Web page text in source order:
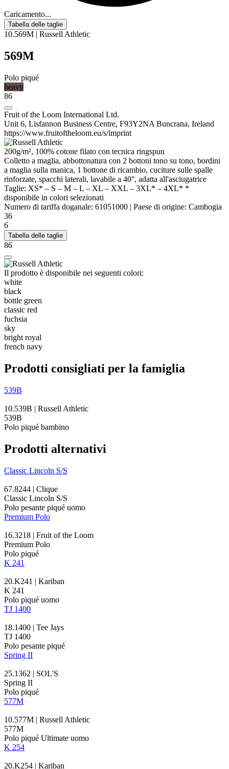
Caricamento...
Tabella delle taglie
10.569M | Russell Athletic
569M
Polo piqué
heavy
86
Fruit of the Loom International Ltd.
Unit 6, Lisfannon Business Centre, F93Y2NA Buncrana, Ireland
https://www.fruitoftheloom.eu/s/imprint
200g/m², 100% cotone filato con tecnica ringspun
Colletto a maglia, abbottonatura con 2 bottoni tono su tono, bordini
a maglia sulla manica, 1 bottone di ricambio, cuciture sulle spalle
rinforzate, spacchi laterali, lavabile a 40°, adatta all'asciugatrice
Taglie: XS* – S – M – L – XL – XXL – 3XL* – 4XL* *
disponibile in colori selezionati
Numero di tariffa doganale: 61051000 | Paese di origine: Cambogia
36
6
Tabella delle taglie
86
Il prodotto è disponibile nei seguenti colori:
white
black
bottle green
classic red
fuchsia
sky
bright royal
french navy
Prodotti consigliati per la famiglia
539B
10.539B | Russell Athletic
539B
Polo piqué bambino
Prodotti alternativi
Classic Lincoln S/S
67.8244 | Clique
Classic Lincoln S/S
Polo pesante piqué uomo
Premium Polo
16.3218 | Fruit of the Loom
Premium Polo
Polo piqué
K 241
20.K241 | Kariban
K 241
Polo piqué uomo
TJ 1400
18.1400 | Tee Jays
TJ 1400
Polo pesante piqué
Spring II
25.1362 | SOL'S
Spring II
Polo piqué
577M
10.577M | Russell Athletic
577M
Polo piqué Ultimate uomo
K 254
20.K254 | Kariban